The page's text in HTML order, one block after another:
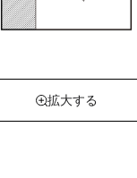
拡大する